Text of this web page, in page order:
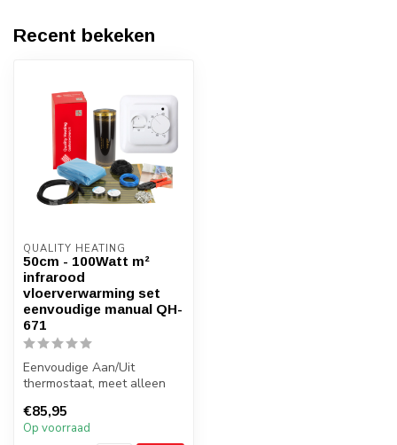
Recent bekeken
QUALITY HEATING
50cm - 100Watt m²
infrarood
vloerverwarming set
eenvoudige manual QH-
671
Eenvoudige Aan/Uit
thermostaat, meet alleen
infrarood vloer...
€85,95
Op voorraad